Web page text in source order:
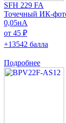
SFH 229 FA
Точечный ИК-
0,05нА
от 45 ₽
+13542 балла
Подробнее